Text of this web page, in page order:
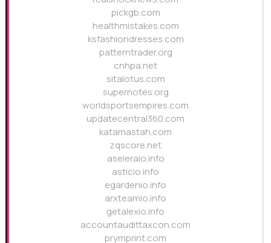
pickgb.com
healthmistakes.com
ksfashiondresses.com
patterntrader.org
cnhpa.net
sitalotus.com
supernotes.org
worldsportsempires.com
updatecentral360.com
katamastah.com
zqscore.net
aseleraio.info
asticio.info
egardenio.info
arxteamio.info
getalexio.info
accountaudittaxcon.com
prymprint.com